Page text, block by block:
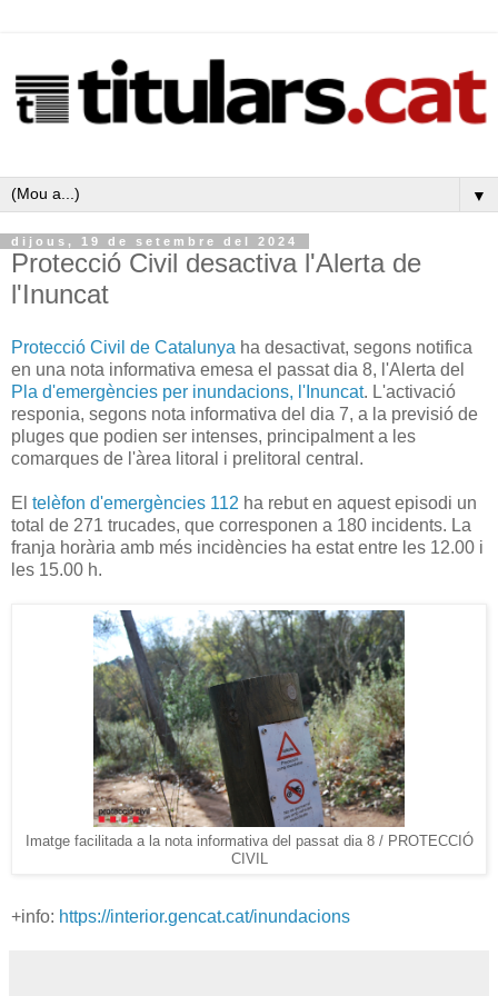
▼
dijous, 19 de setembre del 2024
Protecció Civil desactiva l'Alerta de
l'Inuncat
Protecció Civil de Catalunya ha desactivat, segons notifica
en una nota informativa emesa el passat dia 8, l'Alerta del
Pla d'emergències per inundacions, l'Inuncat. L'activació
responia, segons nota informativa del dia 7, a la previsió de
pluges que podien ser intenses, principalment a les
comarques de l'àrea litoral i prelitoral central.
El telèfon d'emergències 112 ha rebut en aquest episodi un
total de 271 trucades, que corresponen a 180 incidents. La
franja horària amb més incidències ha estat entre les 12.00 i
les 15.00 h.
Imatge facilitada a la nota informativa del passat dia 8 / PROTECCIÓ
CIVIL
+info: https://interior.gencat.cat/inundacions